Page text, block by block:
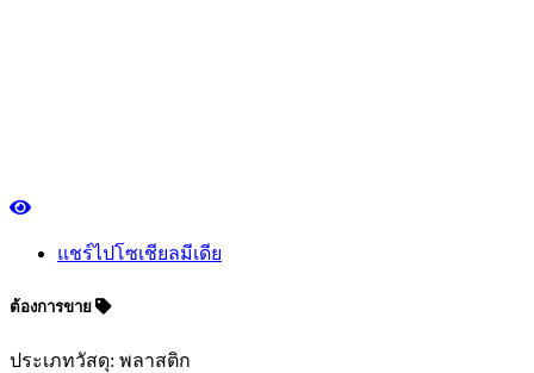
แชร์ไปโซเชียลมีเดีย
ต้องการขาย
ประเภทวัสดุ: พลาสติก